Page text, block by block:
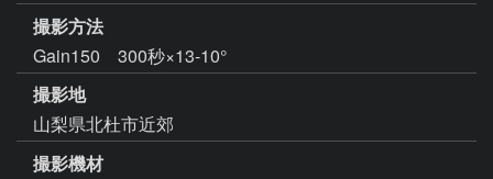
撮影方法
Gain150 300秒×13-10°
撮影地
山梨県北杜市近郊
撮影機材